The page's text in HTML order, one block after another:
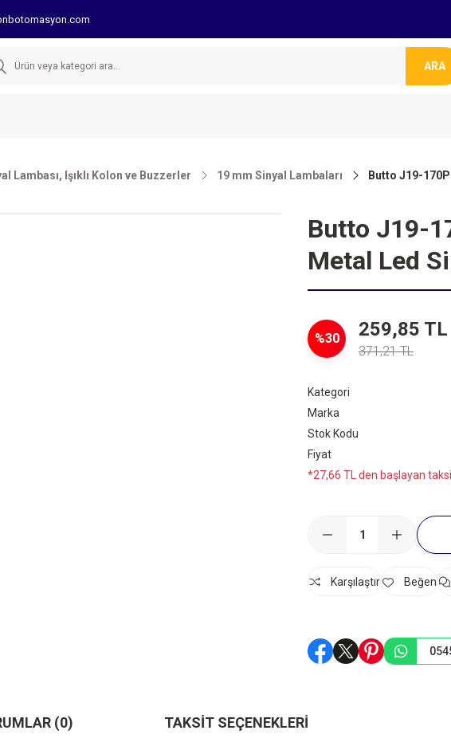
ARA
Lambası, Işıklı Kolon ve Buzzerler 19 mm Sinyal Lambaları Butto J19-
Butto J19-
Metal Led
%30 259,85 TL
371,21 TL
Kategori
Marka
Stok Kodu
Fiyat
*27,66 TL den başlayan
Karşılaştır
(0) TAKSIT SEÇENEKLERI